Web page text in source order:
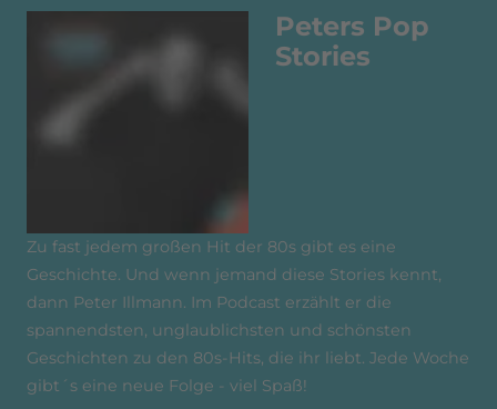
Peters Pop
Stories
Zu fast jedem großen Hit der 80s gibt es eine
Geschichte. Und wenn jemand diese Stories kennt,
dann Peter Illmann. Im Podcast erzählt er die
spannendsten, unglaublichsten und schönsten
Geschichten zu den 80s-Hits, die ihr liebt. Jede Woche
gibt´s eine neue Folge - viel Spaß!